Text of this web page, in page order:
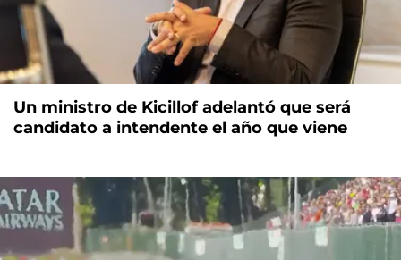
Un ministro de Kicillof adelantó que será
candidato a intendente el año que viene